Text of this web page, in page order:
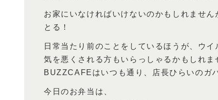
お家にいなければいけないのかもしれませ
とる！
日常当たり前のことをしているほうが、ウイ
気を悪くされる方もいらっしゃるかもしれ
BUZZCAFEはいつも通り、店長ひらいのガ
今日のお弁当は、